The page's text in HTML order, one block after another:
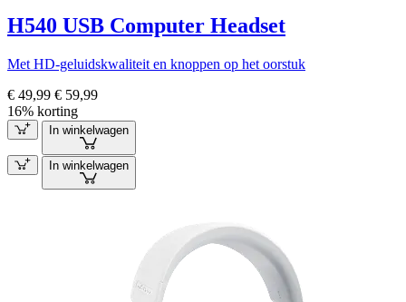
H540 USB Computer Headset
Met HD-geluidskwaliteit en knoppen op het oorstuk
€ 49,99 € 59,99
16% korting
In winkelwagen
In winkelwagen